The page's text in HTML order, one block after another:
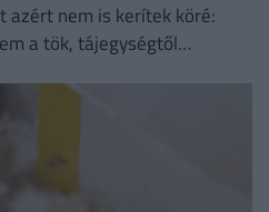
nem is kerítek köré:
a tök, tájegységtől